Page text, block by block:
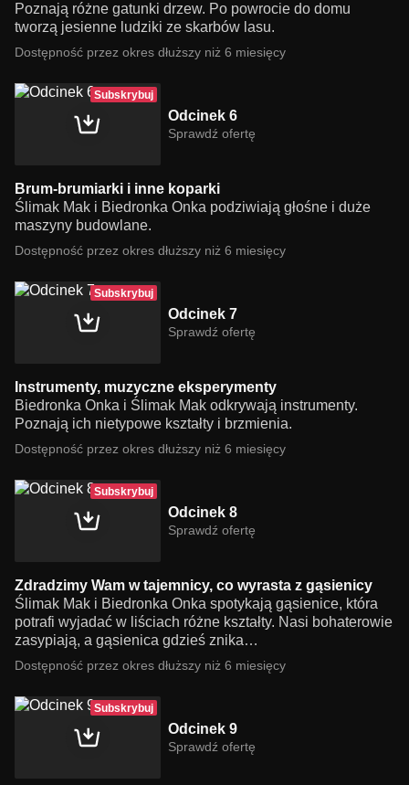
Poznają różne gatunki drzew. Po powrocie do domu
tworzą jesienne ludziki ze skarbów lasu.
Dostępność przez okres dłuższy niż 6 miesięcy
Subskrybuj
Odcinek 6
Sprawdź ofertę
Brum-brumiarki i inne koparki
Ślimak Mak i Biedronka Onka podziwiają głośne i duże
maszyny budowlane.
Dostępność przez okres dłuższy niż 6 miesięcy
Subskrybuj
Odcinek 7
Sprawdź ofertę
Instrumenty, muzyczne eksperymenty
Biedronka Onka i Ślimak Mak odkrywają instrumenty.
Poznają ich nietypowe kształty i brzmienia.
Dostępność przez okres dłuższy niż 6 miesięcy
Subskrybuj
Odcinek 8
Sprawdź ofertę
Zdradzimy Wam w tajemnicy, co wyrasta z gąsienicy
Ślimak Mak i Biedronka Onka spotykają gąsienice, która
potrafi wyjadać w liściach różne kształty. Nasi bohaterowie
zasypiają, a gąsienica gdzieś znika…
Dostępność przez okres dłuższy niż 6 miesięcy
Subskrybuj
Odcinek 9
Sprawdź ofertę